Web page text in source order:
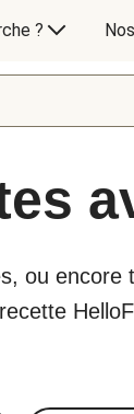
?
ou